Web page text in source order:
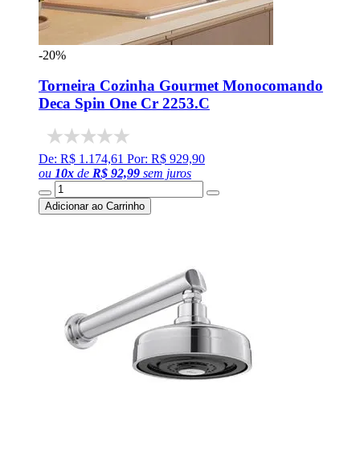
-20%
Torneira Cozinha Gourmet Monocomando
Deca Spin One Cr 2253.C
De: R$ 1.174,61 Por: R$ 929,90
ou 10x de R$ 92,99 sem juros
Adicionar ao Carrinho